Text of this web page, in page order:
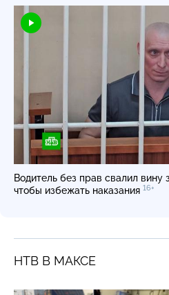
Водитель без прав свалил
чтобы избежать наказания 16+
НТВ В МАКСЕ